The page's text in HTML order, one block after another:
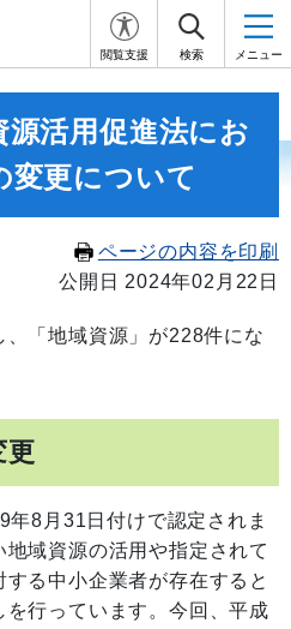
閲覧支援 検索 メニュー
源活用促進法にお
変更について
ページの内容を印刷
公開日 2024年02月22日
「地域資源」が228件にな
更
8月31日付けで認定されま
域資源の活用や指定されて
る中小企業者が存在すると
行っています。今回、平成